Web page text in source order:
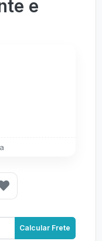
e
Calcular Frete